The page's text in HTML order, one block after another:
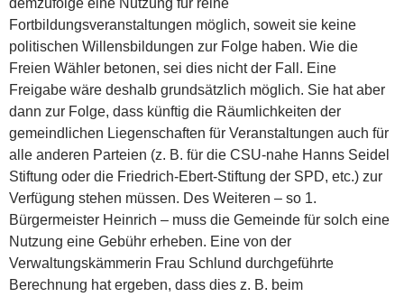
Fortbildungsveranstaltungen möglich, soweit sie keine
politischen Willensbildungen zur Folge haben. Wie die
Freien Wähler betonen, sei dies nicht der Fall. Eine
Freigabe wäre deshalb grundsätzlich möglich. Sie hat aber
dann zur Folge, dass künftig die Räumlichkeiten der
gemeindlichen Liegenschaften für Veranstaltungen auch für
alle anderen Parteien (z. B. für die CSU-nahe Hanns Seidel
Stiftung oder die Friedrich-Ebert-Stiftung der SPD, etc.) zur
Verfügung stehen müssen. Des Weiteren – so 1.
Bürgermeister Heinrich – muss die Gemeinde für solch eine
Nutzung eine Gebühr erheben. Eine von der
Verwaltungskämmerin Frau Schlund durchgeführte
Berechnung hat ergeben, dass dies z. B. beim